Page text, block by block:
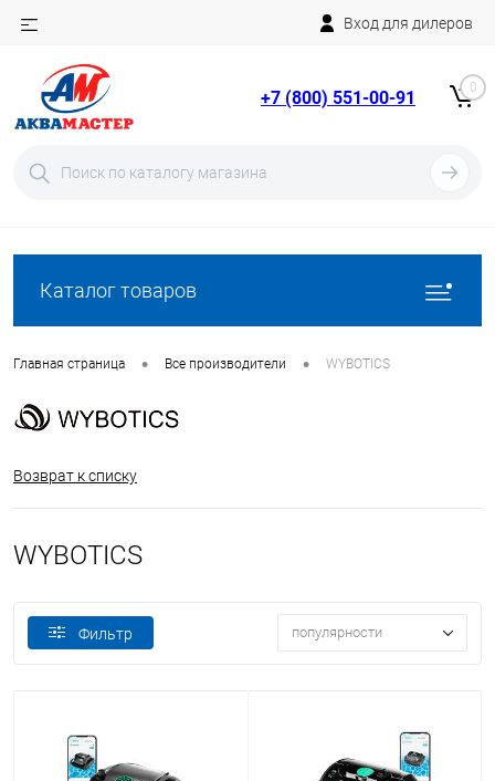
Вход для дилеров
+7 (800) 551-00-91 0
Каталог товаров
Главная страница • Все производители • WYBOTICS
Возврат к списку
WYBOTICS
Фильтр популярности